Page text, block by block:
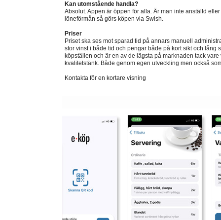
Kan utomstående handla?
Absolut. Appen är öppen för alla. Är man inte anställd
löneförmån så görs köpen via Swish.
Priser
Priset ska ses mot sparad tid på annars manuell
stor vinst i både tid och pengar både på kort sikt och lång
köpställen och är en av de lägsta på marknaden tack
kvalitetstänk. Både genom egen utveckling men också
Kontakta för en kortare visning